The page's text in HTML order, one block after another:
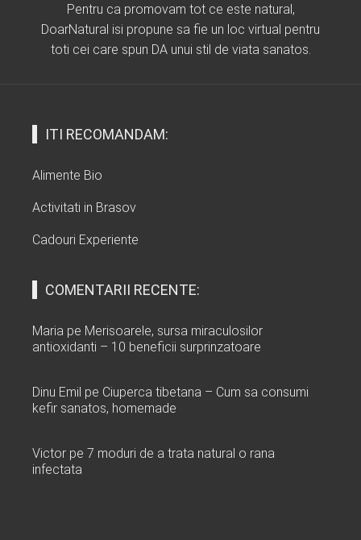
Pentru ca promovam tot ce este natural,
DoarNatural isi propune sa fie un loc virtual pentru
toti cei care spun DA unui stil de viata sanatos.
ITI RECOMANDAM:
Alimente Bio
Activitati in Brasov
Cadouri Experiente
COMENTARII RECENTE:
Maria pe Merisoarele, sursa miraculosilor
antioxidanti – 10 beneficii surprinzatoare
Dinu Emil pe Ciuperca tibetana – Cum sa consumi
kefir sanatos, homemade
Victor pe 7 moduri de a trata natural o rana
infectata